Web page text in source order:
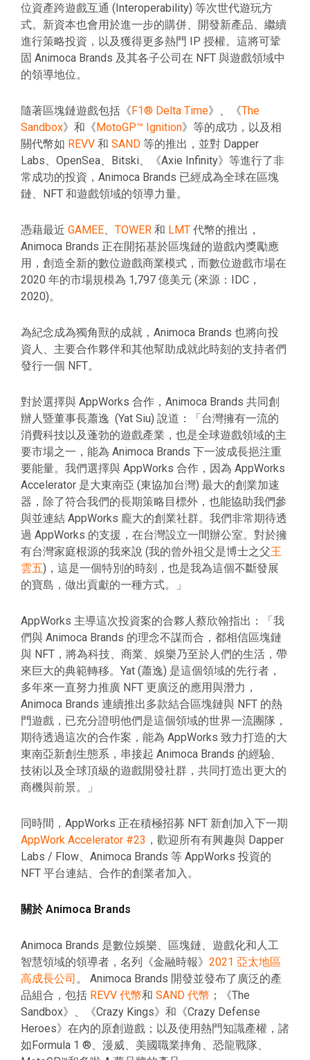
位資產跨遊戲互通 (Interoperability) 等次世代遊玩方
式。新資本也會用於進一步的購併、開發新產品、繼續
進行策略投資，以及獲得更多熱門 IP 授權。這將可鞏
固 Animoca Brands 及其各子公司在 NFT 與遊戲領域中
的領導地位。
隨著區塊鏈遊戲包括《F1® Delta Time》、《The
Sandbox》和《MotoGP™ Ignition》等的成功，以及相
關代幣如 REVV 和 SAND 等的推出，並對 Dapper
Labs、OpenSea、Bitski、《Axie Infinity》等進行了非
常成功的投資，Animoca Brands 已經成為全球在區塊
鏈、NFT 和遊戲領域的領導力量。
憑藉最近 GAMEE、 TOWER 和 LMT 代幣的推出，
Animoca Brands 正在開拓基於區塊鏈的遊戲內獎勵應
用，創造全新的數位遊戲商業模式，而數位遊戲市場在
2020 年的市場規模為 1,797 億美元 (來源：IDC，
2020)。
為紀念成為獨角獸的成就，Animoca Brands 也將向投
資人、主要合作夥伴和其他幫助成就此時刻的支持者們
發行一個 NFT。
對於選擇與 AppWorks 合作，Animoca Brands 共同創
辦人暨董事長蕭逸 (Yat Siu) 說道：「台灣擁有一流的
消費科技以及蓬勃的遊戲產業，也是全球遊戲領域的主
要市場之一，能為 Animoca Brands 下一波成長挹注重
要能量。我們選擇與 AppWorks 合作，因為 AppWorks
Accelerator 是大東南亞 (東協加台灣) 最大的創業加速
器，除了符合我們的長期策略目標外，也能協助我們參
與並連結 AppWorks 龐大的創業社群。我們非常期待透
過 AppWorks 的支援，在台灣設立一間辦公室。對於擁
有台灣家庭根源的我來說 (我的曾外祖父是博士之父王
雲五)，這是一個特別的時刻，也是我為這個不斷發展
的寶島，做出貢獻的一種方式。」
AppWorks 主導這次投資案的合夥人蔡欣翰指出：「我
們與 Animoca Brands 的理念不謀而合，都相信區塊鏈
與 NFT，將為科技、商業、娛樂乃至於人們的生活，帶
來巨大的典範轉移。Yat (蕭逸) 是這個領域的先行者，
多年來一直努力推廣 NFT 更廣泛的應用與潛力，
Animoca Brands 連續推出多款結合區塊鏈與 NFT 的熱
門遊戲，已充分證明他們是這個領域的世界一流團隊，
期待透過這次的合作案，能為 AppWorks 致力打造的大
東南亞新創生態系，串接起 Animoca Brands 的經驗、
技術以及全球頂級的遊戲開發社群，共同打造出更大的
商機與前景。」
同時間，AppWorks 正在積極招募 NFT 新創加入下一期
AppWork Accelerator #23 ，歡迎所有有興趣與 Dapper
Labs / Flow、Animoca Brands 等 AppWorks 投資的
NFT 平台連結、合作的創業者加入。
關於 Animoca Brands
Animoca Brands 是數位娛樂、區塊鏈、遊戲化和人工
智慧領域的領導者，名列《金融時報》 2021 亞太地區
高成長公司。 Animoca Brands 開發並發布了廣泛的產
品組合，包括 REVV 代幣和 SAND 代幣 ；《The
Sandbox》、《Crazy Kings》和《Crazy Defense
Heroes》在內的原創遊戲；以及使用熱門知識產權，諸
如Formula 1 ®、漫威、美國職業摔角、恐龍戰隊、